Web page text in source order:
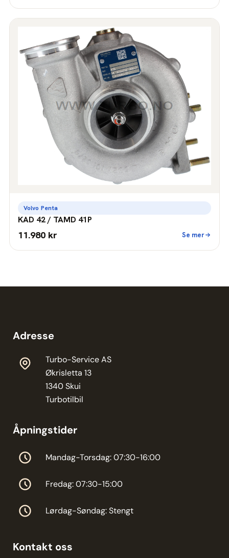
Volvo Penta
KAD 42 / TAMD 41P
11.980 kr Se mer
Adresse
Turbo-Service AS
Økrisletta 13
1340 Skui
Turbotilbil
Åpningstider
Mandag-Torsdag: 07:30-16:00
Fredag: 07:30-15:00
Lørdag-Søndag: Stengt
Kontakt oss